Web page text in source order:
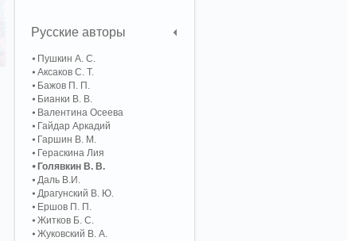
Русские авторы
Пушкин А. С.
Аксаков С. Т.
Бажов П. П.
Бианки В. В.
Валентина Осеева
Гайдар Аркадий
Гаршин В. М.
Гераскина Лия
Голявкин В. В.
Даль В.И.
Драгунский В. Ю.
Ершов П. П.
Житков Б. С.
Жуковский В. А.